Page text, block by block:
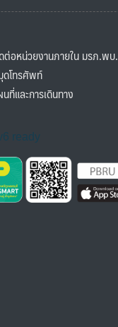
หน่วยงานภายใน มรภ.พบ.
ทรศัพท์
และการเดินทาง